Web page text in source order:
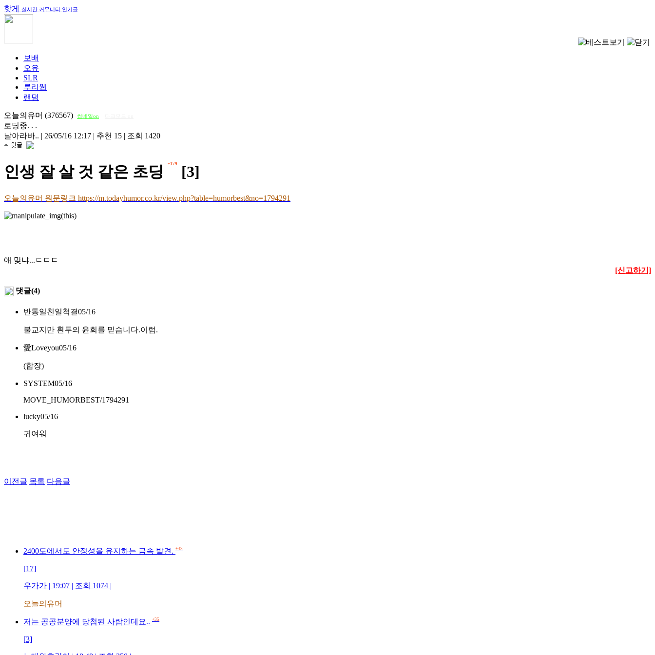
핫게 실시간 커뮤니티 인기글
보배
오유
SLR
루리웹
랜덤
오늘의유머 (376567) 썸네일on
로딩중. . .
날아라바.. | 26/05/16 12:17 | 추천 15 | 조회 1420
인생 잘 살 것 같은 초딩 +179 [3]
오늘의유머 원문링크 https://m.todayhumor.co.kr/view.php?table=humorbest&no=1794291
애 맞냐...ㄷㄷㄷ
[신고하기]
댓글(4)
반통일친일척결05/16
불교지만 흰두의 윤회를 믿습니다.이럼.
愛Loveyou05/16
(합장)
SYSTEM05/16
MOVE_HUMORBEST/1794291
lucky05/16
귀여워
이전글 목록 다음글
2400도에서도 안정성을 유지하는 금속 발견. +43
[17]
우가가 | 19:07 | 조회 1074 |
오늘의유머
저는 공공분양에 당첨된 사람인데요.. +35
[3]